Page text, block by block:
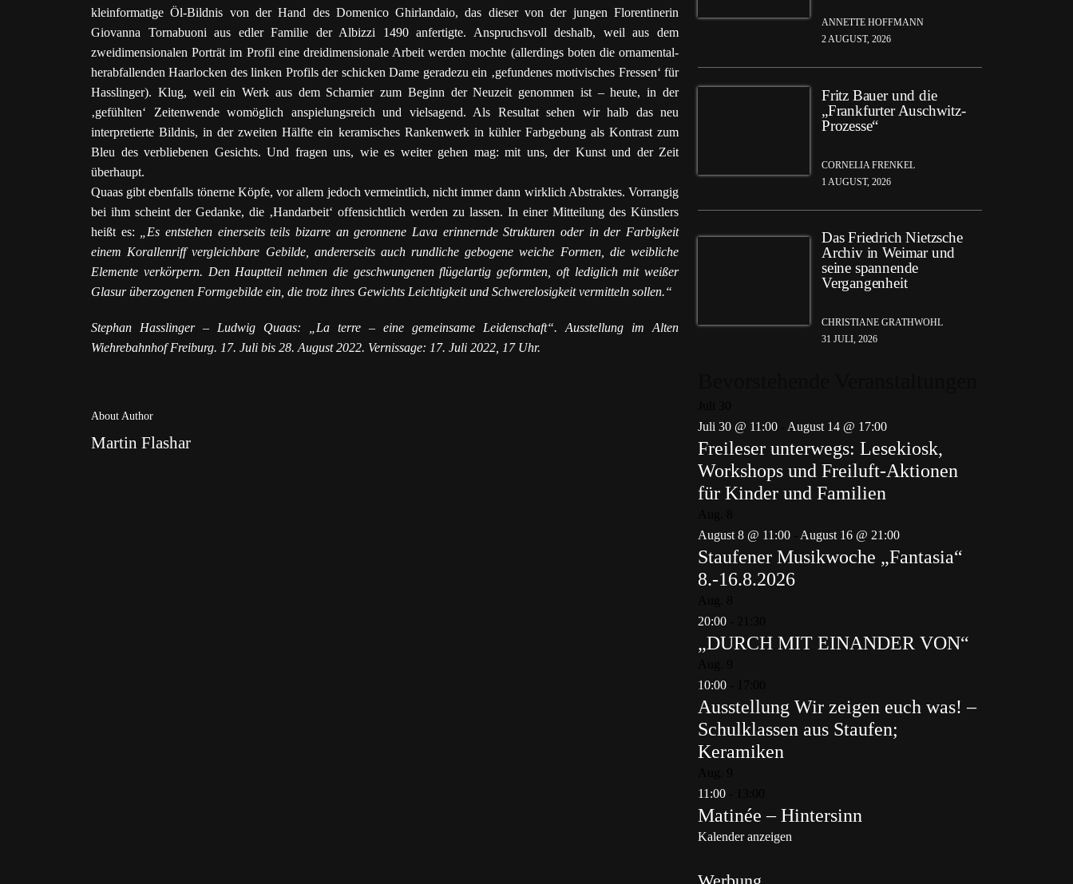
kleinformatige Öl-Bildnis von der Hand des Domenico Ghirlandaio, das dieser von der jungen Florentinerin
Giovanna Tornabuoni aus edler Familie der Albizzi 1490 anfertigte. Anspruchsvoll deshalb, weil aus dem
zweidimensionalen Porträt im Profil eine dreidimensionale Arbeit werden mochte (allerdings boten die ornamental-
herabfallenden Haarlocken des linken Profils der schicken Dame geradezu ein ‚gefundenes motivisches Fressen‘ für
Hasslinger). Klug, weil ein Werk aus dem Scharnier zum Beginn der Neuzeit genommen ist – heute, in der
‚gefühlten‘ Zeitenwende womöglich anspielungsreich und vielsagend. Als Resultat sehen wir halb das neu
interpretierte Bildnis, in der zweiten Hälfte ein keramisches Rankenwerk in kühler Farbgebung als Kontrast zum
Bleu des verbliebenen Gesichts. Und fragen uns, wie es weiter gehen mag: mit uns, der Kunst und der Zeit
überhaupt.
Quaas gibt ebenfalls tönerne Köpfe, vor allem jedoch vermeintlich, nicht immer dann wirklich Abstraktes. Vorrangig
bei ihm scheint der Gedanke, die ‚Handarbeit‘ offensichtlich werden zu lassen. In einer Mitteilung des Künstlers
heißt es:
„Es entstehen einerseits teils bizarre an geronnene Lava erinnernde Strukturen oder in der Farbigkeit
einem Korallenriff vergleichbare Gebilde, andererseits auch rundliche gebogene weiche Formen, die weibliche
Elemente verkörpern. Den Hauptteil nehmen die geschwungenen flügelartig geformten, oft lediglich mit weißer
Glasur überzogenen Formgebilde ein, die trotz ihres Gewichts Leichtigkeit und Schwerelosigkeit vermitteln sollen.“
Stephan Hasslinger – Ludwig Quaas: „La terre – eine gemeinsame Leidenschaft“. Ausstellung im Alten
Wiehrebahnhof Freiburg. 17. Juli bis 28. August 2022. Vernissage: 17. Juli 2022, 17 Uhr.
About Author
Martin Flashar
ANNETTE HOFFMANN
2 AUGUST, 2026
Fritz Bauer und die
„Frankfurter Auschwitz-
Prozesse“
CORNELIA FRENKEL
1 AUGUST, 2026
Das Friedrich Nietzsche
Archiv in Weimar und
seine spannende
Vergangenheit
CHRISTIANE GRATHWOHL
31 JULI, 2026
Juli 30 @ 11:00
August 14 @ 17:00
Freileser unterwegs: Lesekiosk,
Workshops und Freiluft-Aktionen
für Kinder und Familien
August 8 @ 11:00
August 16 @ 21:00
Staufener Musikwoche „Fantasia“
8.-16.8.2026
20:00
„DURCH MIT EINANDER VON“
10:00
Ausstellung Wir zeigen euch was! –
Schulklassen aus Staufen;
Keramiken
11:00
Matinée – Hintersinn
Kalender anzeigen